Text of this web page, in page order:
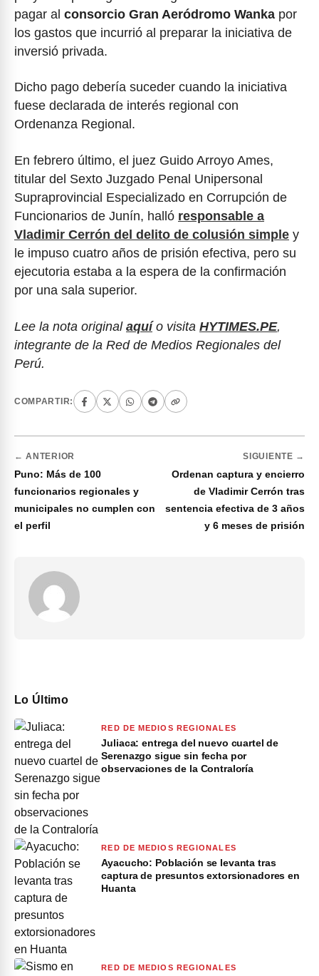
pagar al consorcio Gran Aeródromo Wanka por
los gastos que incurrió al preparar la iniciativa de
inversió privada.
Dicho pago debería suceder cuando la iniciativa
fuese declarada de interés regional con
Ordenanza Regional.
En febrero último, el juez Guido Arroyo Ames,
titular del Sexto Juzgado Penal Unipersonal
Supraprovincial Especializado en Corrupción de
Funcionarios de Junín, halló responsable a
Vladimir Cerrón del delito de colusión simple y
le impuso cuatro años de prisión efectiva, pero su
ejecutoria estaba a la espera de la confirmación
por una sala superior.
Lee la nota original aquío visita HYTIMES.PE,
integrante de la Red de Medios Regionales del
Perú.
COMPARTIR:
← ANTERIOR
Puno: Más de 100
funcionarios regionales y
municipales no cumplen con
el perfil
SIGUIENTE →
Ordenan captura y encierro
de Vladimir Cerrón tras
sentencia efectiva de 3 años
y 6 meses de prisión
Lo Último
RED DE MEDIOS REGIONALES
Juliaca: entrega del nuevo cuartel de
Serenazgo sigue sin fecha por
observaciones de la Contraloría
RED DE MEDIOS REGIONALES
Ayacucho: Población se levanta tras
captura de presuntos extorsionadores en
Huanta
RED DE MEDIOS REGIONALES